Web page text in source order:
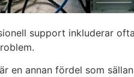
support inkluderar
är en annan fördel som